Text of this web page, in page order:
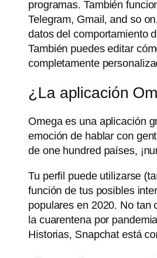
programas. También
Telegram, Gmail, and so
datos del comportamiento
También puedes editar
completamente
¿La aplicación
Omega es una aplicación
emoción de hablar con
de one hundred países,
Tu perfil puede utilizarse
función de tus posibles
populares en 2020. No tan
la cuarentena por
Historias, Snapchat está